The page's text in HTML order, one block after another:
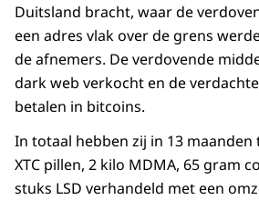
Duitsland bracht, waar de
een adres vlak over de grens
de afnemers. De verdovende
dark web verkocht en de
betalen in bitcoins.
In totaal hebben zij in 13 maanden
XTC pillen, 2 kilo MDMA, 65 gram
stuks LSD verhandeld met een